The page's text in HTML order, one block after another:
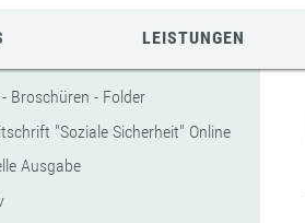
LEISTUNGEN
Broschüren - Folder
"Soziale Sicherheit" Online
Ausgabe